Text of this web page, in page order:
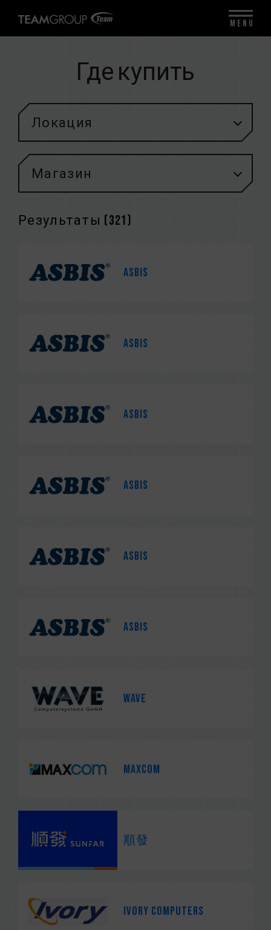
Где купить
Локация
Магазин
Результаты (321)
Asbis
Asbis
Asbis
Asbis
Asbis
Asbis
WAVE
MAXCOM
順發
Ivory Computers
MENU